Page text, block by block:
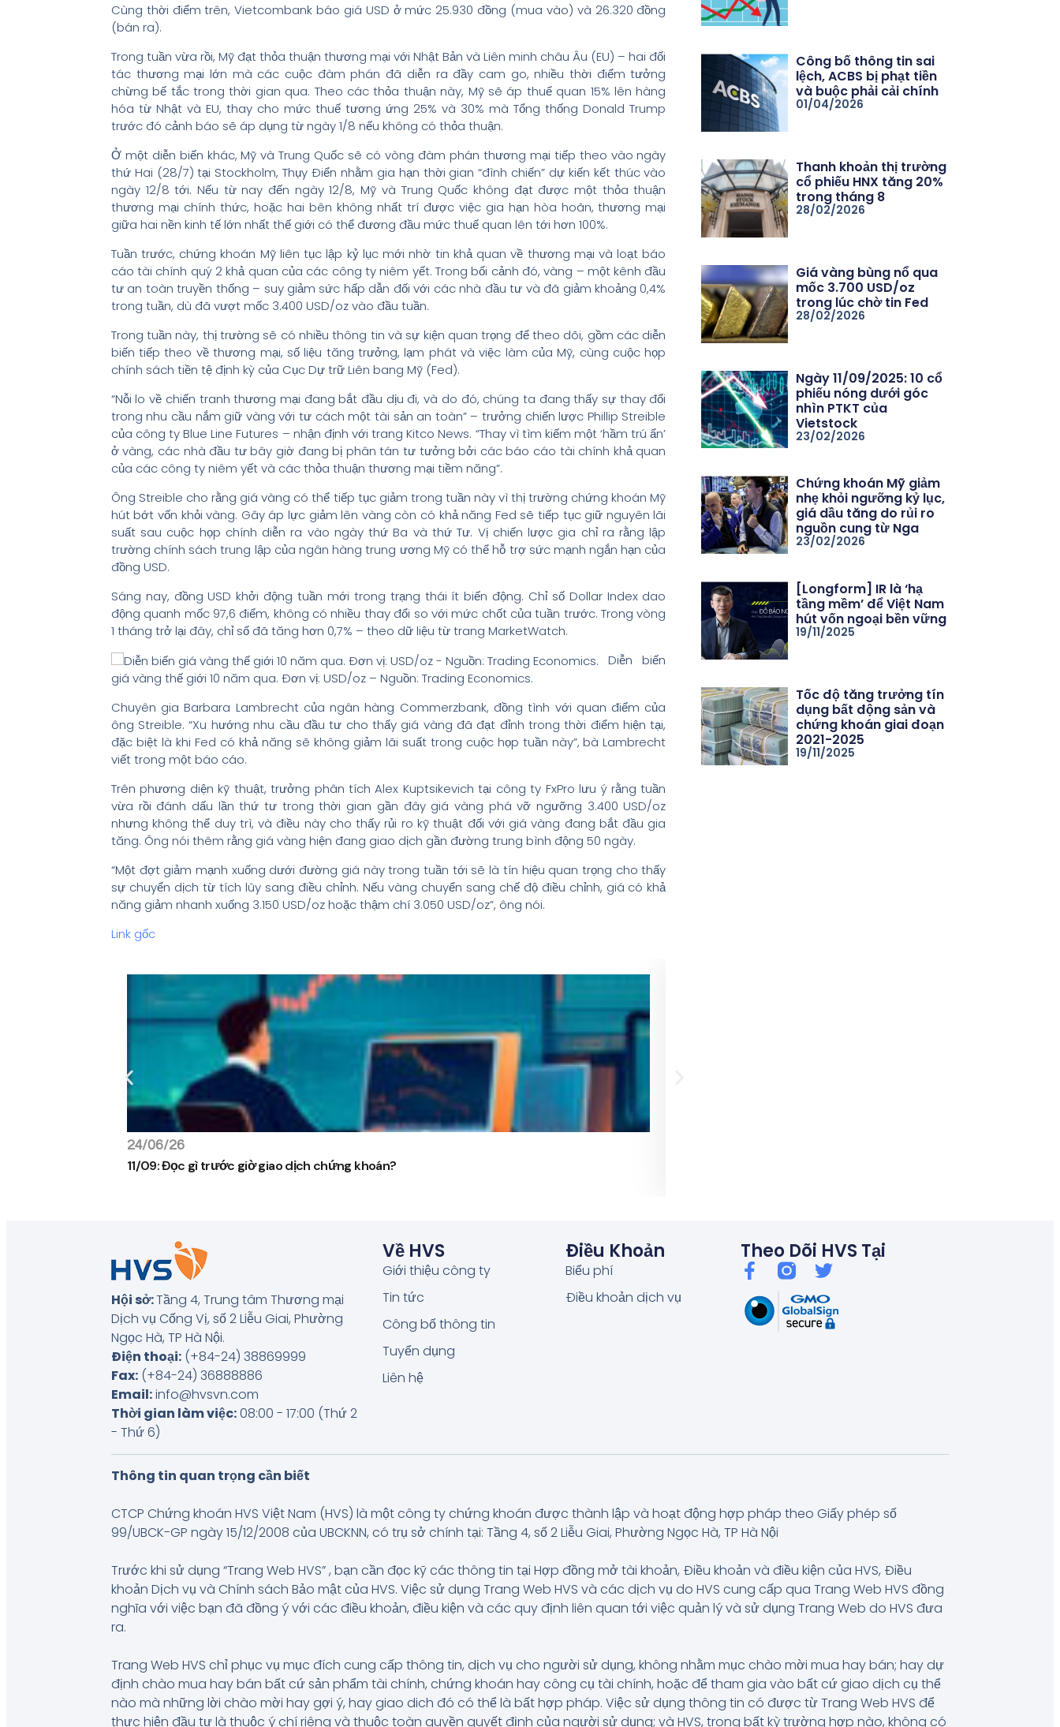
Cùng thời điểm trên, Vietcombank báo giá USD ở mức 25.930 đồng (mua vào) và 26.320 đồng
(bán ra).
Trong tuần vừa rồi, Mỹ đạt thỏa thuận thương mại với Nhật Bản và Liên minh châu Âu (EU) – hai đối
tác thương mại lớn mà các cuộc đàm phán đã diễn ra đầy cam go, nhiều thời điểm tưởng
chừng bế tắc trong thời gian qua. Theo các thỏa thuận này, Mỹ sẽ áp thuế quan 15% lên hàng
hóa từ Nhật và EU, thay cho mức thuế tương ứng 25% và 30% mà Tổng thống Donald Trump
trước đó cảnh báo sẽ áp dụng từ ngày 1/8 nếu không có thỏa thuận.
Ở một diễn biến khác, Mỹ và Trung Quốc sẽ có vòng đàm phán thương mại tiếp theo vào ngày
thứ Hai (28/7) tại Stockholm, Thụy Điển nhằm gia hạn thời gian “đình chiến” dự kiến kết thúc vào
ngày 12/8 tới. Nếu từ nay đến ngày 12/8, Mỹ và Trung Quốc không đạt được một thỏa thuận
thương mại chính thức, hoặc hai bên không nhất trí được việc gia hạn hòa hoãn, thương mại
giữa hai nền kinh tế lớn nhất thế giới có thể đương đầu mức thuế quan lên tới hơn 100%.
Tuần trước, chứng khoán Mỹ liên tục lập kỷ lục mới nhờ tin khả quan về thương mại và loạt báo
cáo tài chính quý 2 khả quan của các công ty niêm yết. Trong bối cảnh đó, vàng – một kênh đầu
tư an toàn truyền thống – suy giảm sức hấp dẫn đối với các nhà đầu tư và đã giảm khoảng 0,4%
trong tuần, dù đã vượt mốc 3.400 USD/oz vào đầu tuần.
Trong tuần này, thị trường sẽ có nhiều thông tin và sự kiện quan trọng để theo dõi, gồm các diễn
biến tiếp theo về thương mại, số liệu tăng trưởng, lạm phát và việc làm của Mỹ, cùng cuộc họp
chính sách tiền tệ định kỳ của Cục Dự trữ Liên bang Mỹ (Fed).
“Nỗi lo về chiến tranh thương mại đang bắt đầu dịu đi, và do đó, chúng ta đang thấy sự thay đổi
trong nhu cầu nắm giữ vàng với tư cách một tài sản an toàn” – trưởng chiến lược Phillip Streible
của công ty Blue Line Futures – nhận định với trang Kitco News. “Thay vì tìm kiếm một ‘hầm trú ẩn’
ở vàng, các nhà đầu tư bây giờ đang bị phân tán tư tưởng bởi các báo cáo tài chính khả quan
của các công ty niêm yết và các thỏa thuận thương mại tiềm năng”.
Ông Streible cho rằng giá vàng có thể tiếp tục giảm trong tuần này vì thị trường chứng khoán Mỹ
hút bớt vốn khỏi vàng. Gây áp lực giảm lên vàng còn có khả năng Fed sẽ tiếp tục giữ nguyên lãi
suất sau cuộc họp chính diễn ra vào ngày thứ Ba và thứ Tư. Vị chiến lược gia chỉ ra rằng lập
trường chính sách trung lập của ngân hàng trung ương Mỹ có thể hỗ trợ sức mạnh ngắn hạn của
đồng USD.
Sáng nay, đồng USD khởi động tuần mới trong trạng thái ít biến động. Chỉ số Dollar Index dao
động quanh mốc 97,6 điểm, không có nhiều thay đổi so với mức chốt của tuần trước. Trong vòng
1 tháng trở lại đây, chỉ số đã tăng hơn 0,7% – theo dữ liệu từ trang MarketWatch.
Diễn biến
giá vàng thế giới 10 năm qua. Đơn vị: USD/oz – Nguồn: Trading Economics.
Chuyên gia Barbara Lambrecht của ngân hàng Commerzbank, đồng tình với quan điểm của
ông Streible. “Xu hướng nhu cầu đầu tư cho thấy giá vàng đã đạt đỉnh trong thời điểm hiện tại,
đặc biệt là khi Fed có khả năng sẽ không giảm lãi suất trong cuộc họp tuần này”, bà Lambrecht
viết trong một báo cáo.
Trên phương diện kỹ thuật, trưởng phân tích Alex Kuptsikevich tại công ty FxPro lưu ý rằng tuần
vừa rồi đánh dấu lần thứ tư trong thời gian gần đây giá vàng phá vỡ ngưỡng 3.400 USD/oz
nhưng không thể duy trì, và điều này cho thấy rủi ro kỹ thuật đối với giá vàng đang bắt đầu gia
tăng. Ông nói thêm rằng giá vàng hiện đang giao dịch gần đường trung bình động 50 ngày.
“Một đợt giảm mạnh xuống dưới đường giá này trong tuần tới sẽ là tín hiệu quan trọng cho thấy
sự chuyển dịch từ tích lũy sang điều chỉnh. Nếu vàng chuyển sang chế độ điều chỉnh, giá có khả
năng giảm nhanh xuống 3.150 USD/oz hoặc thậm chí 3.050 USD/oz”, ông nói.
Link gốc
24/06/26
11/09: Đọc gì trước giờ giao dịch chứng khoán?
Công bố thông tin sai
lệch, ACBS bị phạt tiền
và buộc phải cải chính
01/04/2026
Thanh khoản thị trường
cổ phiếu HNX tăng 20%
trong tháng 8
28/02/2026
Giá vàng bùng nổ qua
mốc 3.700 USD/oz
trong lúc chờ tin Fed
28/02/2026
Ngày 11/09/2025: 10 cổ
phiếu nóng dưới góc
nhìn PTKT của
Vietstock
23/02/2026
Chứng khoán Mỹ giảm
nhẹ khỏi ngưỡng kỷ lục,
giá dầu tăng do rủi ro
nguồn cung từ Nga
23/02/2026
[Longform] IR là ‘hạ
tầng mềm’ để Việt Nam
hút vốn ngoại bền vững
19/11/2025
Tốc độ tăng trưởng tín
dụng bất động sản và
chứng khoán giai đoạn
2021-2025
19/11/2025
Hội sở:Tầng 4, Trung tâm Thương mại
Dịch vụ Cống Vị, số 2 Liễu Giai, Phường
Ngọc Hà, TP Hà Nội.
Điện thoại:(+84-24) 38869999
Fax:(+84-24) 36888886
Email:info@hvsvn.com
Thời gian làm việc:08:00 - 17:00 (Thứ 2
- Thứ 6)
Về HVS
Giới thiệu công ty
Tin tức
Công bố thông tin
Tuyển dụng
Liên hệ
Điều Khoản
Biểu phí
Điều khoản dịch vụ
Theo Dõi HVS Tại
Thông tin quan trọng cần biết
CTCP Chứng khoán HVS Việt Nam (HVS) là một công ty chứng khoán được thành lập và hoạt động hợp pháp theo Giấy phép số
99/UBCK-GP ngày 15/12/2008 của UBCKNN, có trụ sở chính tại: Tầng 4, số 2 Liễu Giai, Phường Ngọc Hà, TP Hà Nội
Trước khi sử dụng “Trang Web HVS” , bạn cần đọc kỹ các thông tin tại Hợp đồng mở tài khoản, Điều khoản và điều kiện của HVS, Điều
khoản Dịch vụ và Chính sách Bảo mật của HVS. Việc sử dụng Trang Web HVS và các dịch vụ do HVS cung cấp qua Trang Web HVS đồng
nghĩa với việc bạn đã đồng ý với các điều khoản, điều kiện và các quy định liên quan tới việc quản lý và sử dụng Trang Web do HVS đưa
ra.
Trang Web HVS chỉ phục vụ mục đích cung cấp thông tin, dịch vụ cho người sử dụng, không nhằm mục chào mời mua hay bán; hay dự
định chào mua hay bán bất cứ sản phẩm tài chính, chứng khoán hay công cụ tài chính, hoặc để tham gia vào bất cứ giao dịch cụ thể
nào mà những lời chào mời hay gợi ý, hay giao dich đó có thể là bất hợp pháp. Việc sử dụng thông tin có được từ Trang Web HVS để
thực hiện đầu tư là thuộc ý chí riêng và thuộc toàn quyền quyết định của người sử dụng; và HVS, trong bất kỳ trường hợp nào, không có